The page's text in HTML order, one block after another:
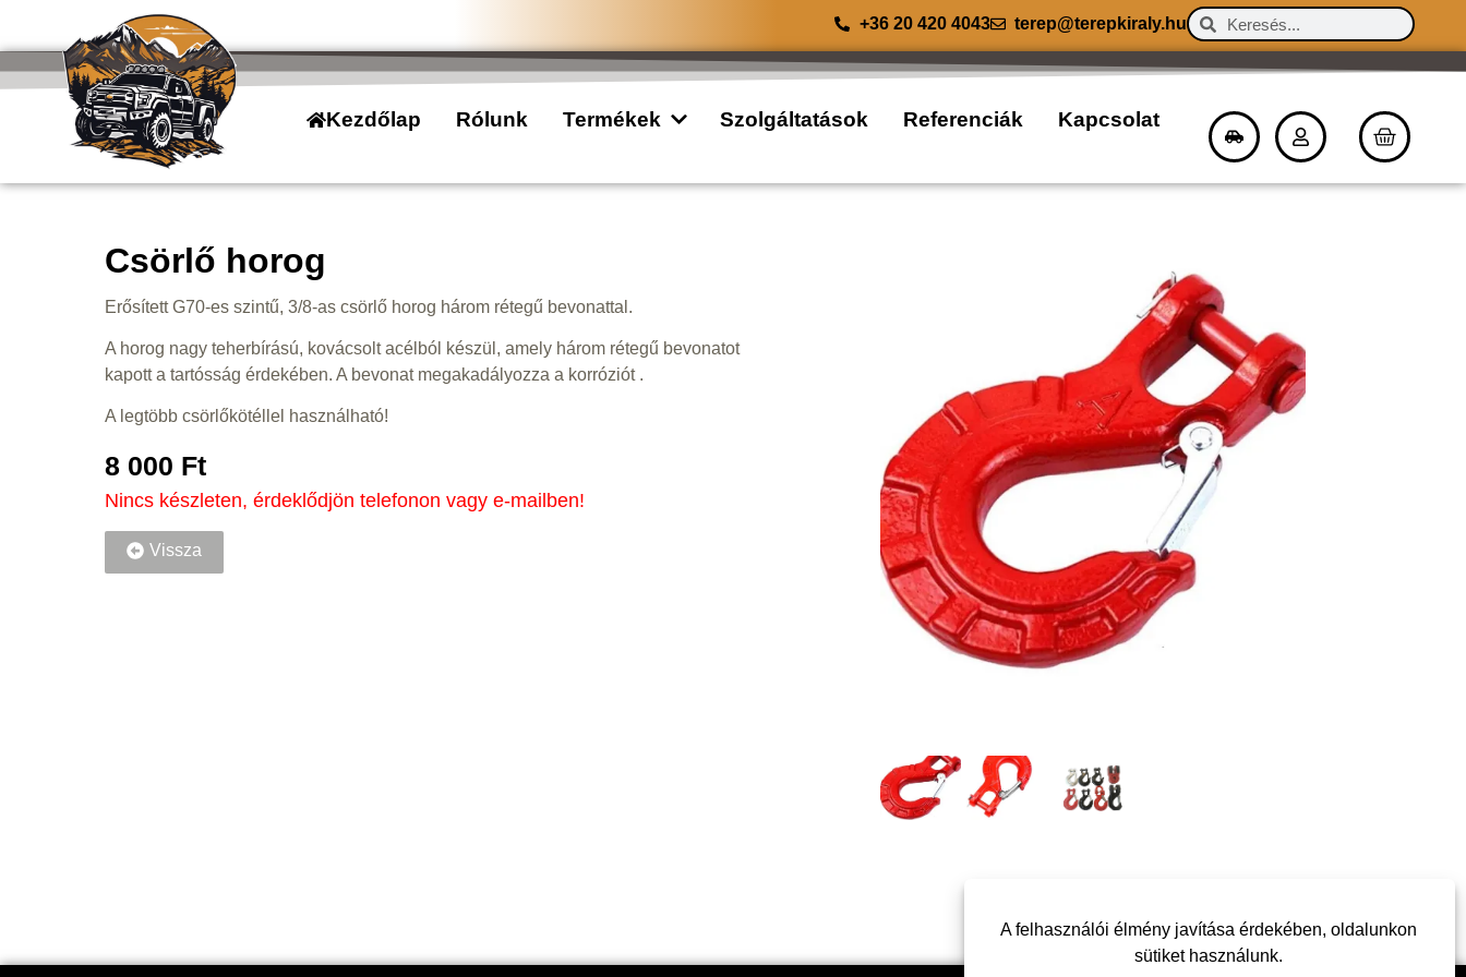
A felhasználói élmény javítása érdekében, oldalunkon
sütiket használunk.
+36 20 420 4043 terep@terepkiraly.hu
Kezdőlap Rólunk Termékek Szolgáltatások Referenciák Kapcsolat
Csörlő horog
Erősített G70-es szintű, 3/8-as csörlő horog három rétegű bevonattal.
A horog nagy teherbírású, kovácsolt acélból készül, amely három rétegű bevonatot
kapott a tartósság érdekében. A bevonat megakadályozza a korróziót .
A legtöbb csörlőkötéllel használható!
8 000 Ft
Nincs készleten, érdeklődjön telefonon vagy e-mailben!
Vissza